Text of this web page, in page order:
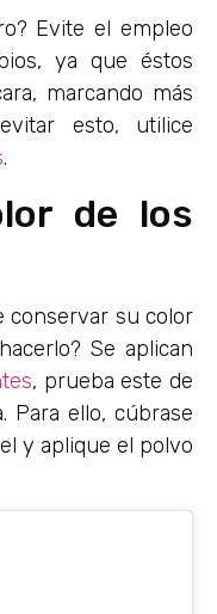
Evite el empleo
ya que éstos
marcando más
esto, utilice
.
de los
conservar su color
Se aplican
, prueba este de
Para ello, cúbrase
y aplique el polvo